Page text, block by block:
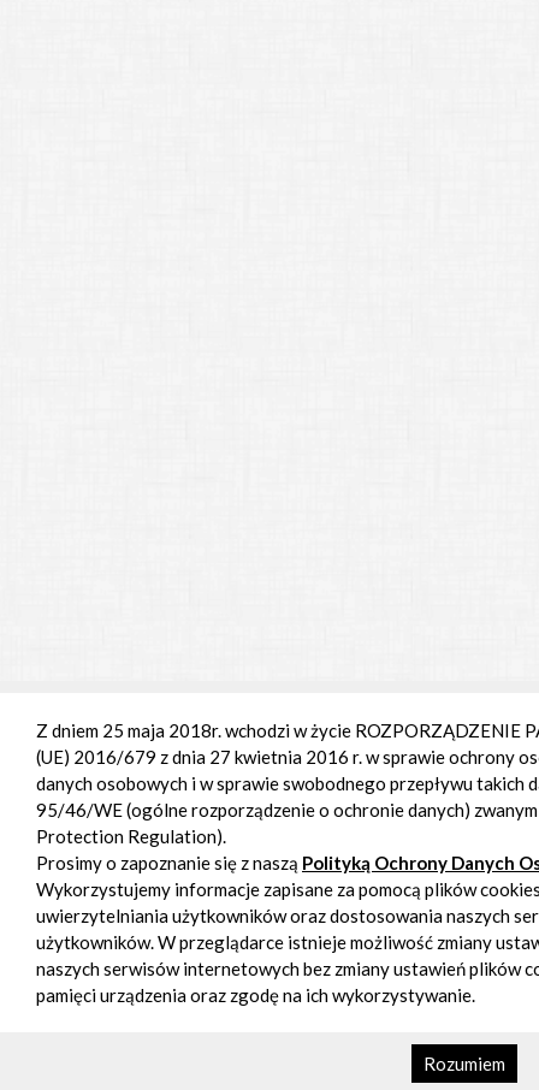
Z dniem 25 maja 2018r. wchodzi w życie ROZPORZĄDZENIE
(UE) 2016/679 z dnia 27 kwietnia 2016 r. w sprawie ochrony
danych osobowych i w sprawie swobodnego przepływu takich
95/46/WE (ogólne rozporządzenie o ochronie danych)
Protection Regulation).
Prosimy o zapoznanie się z naszą Polityką Ochrony Danych
Wykorzystujemy informacje zapisane za pomocą plików
uwierzytelniania użytkowników oraz dostosowania naszych
użytkowników. W przeglądarce istnieje możliwość zmiany
naszych serwisów internetowych bez zmiany ustawień plików
pamięci urządzenia oraz zgodę na ich wykorzystywanie.
Rozumiem